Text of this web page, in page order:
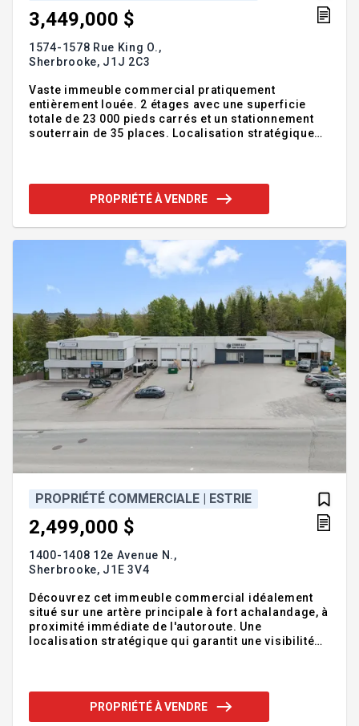
3,449,000 $
1574-1578 Rue King O.,
Sherbrooke, J1J 2C3
Vaste immeuble commercial pratiquement
entièrement louée. 2 étages avec une superficie
totale de 23 000 pieds carrés et un stationnement
souterrain de 35 places. Localisation stratégique
PROPRIÉTÉ À VENDRE
PROPRIÉTÉ COMMERCIALE | ESTRIE
2,499,000 $
1400-1408 12e Avenue N.,
Sherbrooke, J1E 3V4
Découvrez cet immeuble commercial idéalement
situé sur une artère principale à fort achalandage, à
proximité immédiate de l'autoroute. Une
localisation stratégique qui garantit une visibilité
revenus locatifs élevé grâce à sa configuration
adaptable à de multiples usages . Emplacement
PROPRIÉTÉ À VENDRE